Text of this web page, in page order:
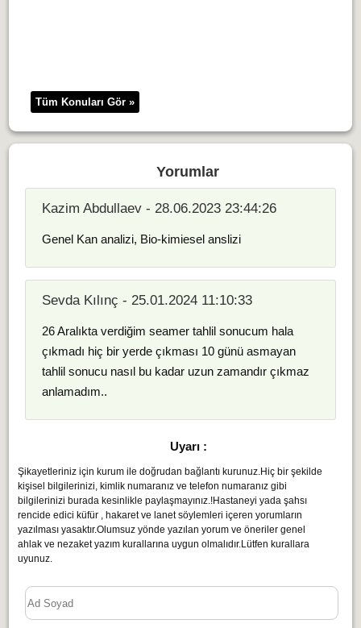
Tüm Konuları Gör »
Yorumlar
Kazim Abdullaev - 28.06.2023 23:44:26
Genel Kan analizi, Bio-kimiesel anslizi
Sevda Kılınç - 25.01.2024 11:10:33
26 Aralıkta verdiğim seamer tahlil sonucum hala
çıkmadı hiç bir yerde çıkması 10 günü asmayan
tahlil sonucu nasıl bu kadar uzun zamandır çıkmaz
anlamadım..
Uyarı :
Şikayetleriniz için kurum ile doğrudan bağlantı kurunuz.Hiç bir şekilde
kişisel bilgilerinizi, kimlik numaranız ve telefon numaranız gibi
bilgilerinizi burada kesinlikle paylaşmayınız.!Hastaneyi yada şahsı
rencide edici küfür , hakaret ve lanet söylemleri içeren yorumların
yazılması yasaktır.Olumsuz yönde yazılan yorum ve öneriler genel
ahlak ve nezaket yazım kurallarına uygun olmalıdır.Lütfen kurallara
uyunuz.